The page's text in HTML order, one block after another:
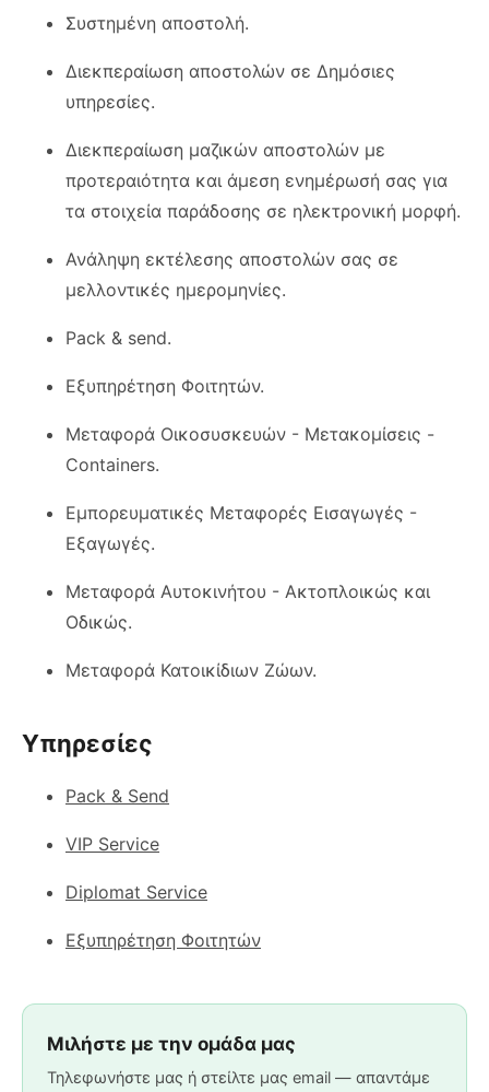
Συστημένη αποστολή.
Διεκπεραίωση αποστολών σε Δημόσιες
υπηρεσίες.
Διεκπεραίωση μαζικών αποστολών με
προτεραιότητα και άμεση ενημέρωσή σας για
τα στοιχεία παράδοσης σε ηλεκτρονική μορφή.
Ανάληψη εκτέλεσης αποστολών σας σε
μελλοντικές ημερομηνίες.
Pack & send.
Εξυπηρέτηση Φοιτητών.
Μεταφορά Οικοσυσκευών - Μετακομίσεις -
Containers.
Εμπορευματικές Μεταφορές Εισαγωγές -
Εξαγωγές.
Μεταφορά Αυτοκινήτου - Ακτοπλοικώς και
Οδικώς.
Μεταφορά Κατοικίδιων Ζώων.
Υπηρεσίες
Pack & Send
VIP Service
Diplomat Service
Εξυπηρέτηση Φοιτητών
Μιλήστε με την ομάδα μας
Τηλεφωνήστε μας ή στείλτε μας email — απαντάμε